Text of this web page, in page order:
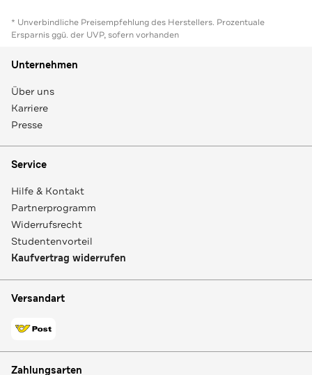
* Unverbindliche Preisempfehlung des Herstellers. Prozentuale
Ersparnis ggü. der UVP, sofern vorhanden
Unternehmen
Über uns
Karriere
Presse
Service
Hilfe & Kontakt
Partnerprogramm
Widerrufsrecht
Studentenvorteil
Kaufvertrag widerrufen
Versandart
Zahlungsarten